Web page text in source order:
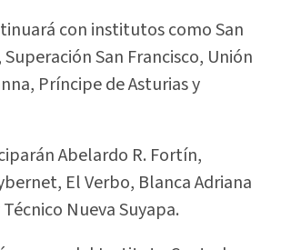
con institutos como San
San Francisco, Unión
Príncipe de Asturias y
Abelardo R. Fortín,
El Verbo, Blanca Adriana
Nueva Suyapa.